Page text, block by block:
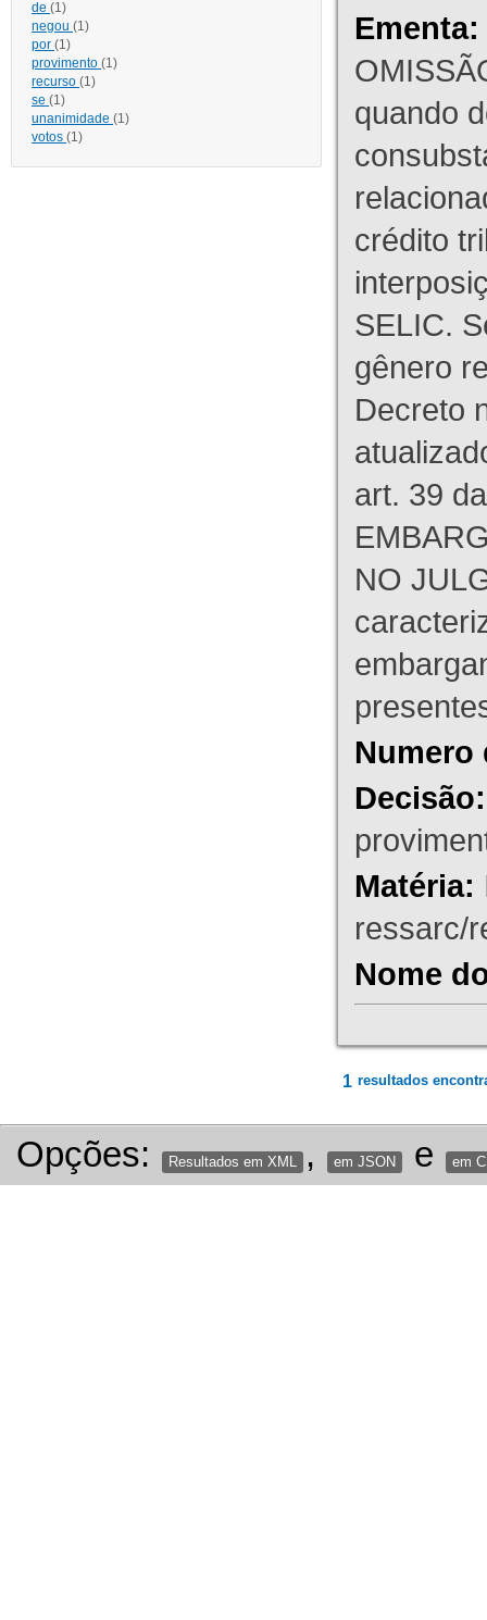
de (1)
negou (1)
por (1)
provimento (1)
recurso (1)
se (1)
unanimidade (1)
votos (1)
Ementa:
quando
crédito
SELIC.
gênero
Decreto
art. 39
NO
Numero
Decisão:
Matéria:
ressarc/
Nome
1 resultados
Opções: Resultados em XML , em JSON e em